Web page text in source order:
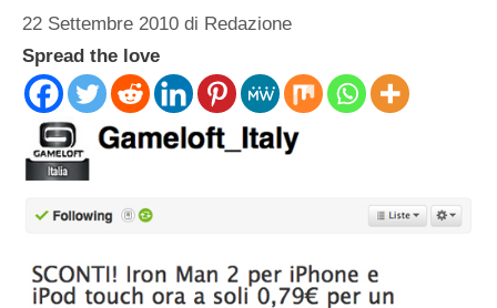
22 Settembre 2010 di Redazione
Spread the love